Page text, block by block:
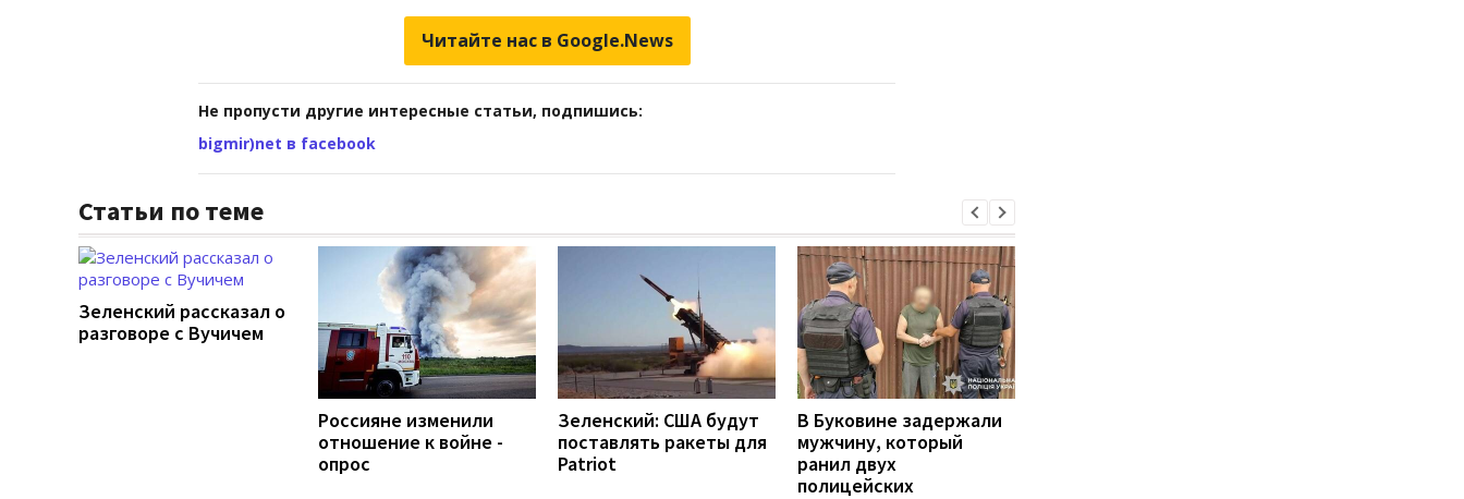
Читайте нас в Google.News
Не пропусти другие интересные статьи, подпишись:
bigmir)net в facebook
Статьи по теме
Зеленский рассказал о
разговоре с Вучичем
Россияне изменили
отношение к войне -
опрос
Зеленский: США будут
поставлять ракеты для
Patriot
В Буковине задержали
мужчину, который
ранил двух
полицейских